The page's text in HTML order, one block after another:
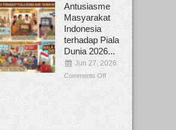
Antusiasme
Masyarakat
Indonesia
terhadap Piala
Dunia 2026...
Jun 27, 2026
Comments Off